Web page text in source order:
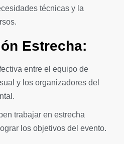
técnicas y la
Estrecha:
entre el equipo de
y los organizadores del
trabajar en estrecha
los objetivos del evento.